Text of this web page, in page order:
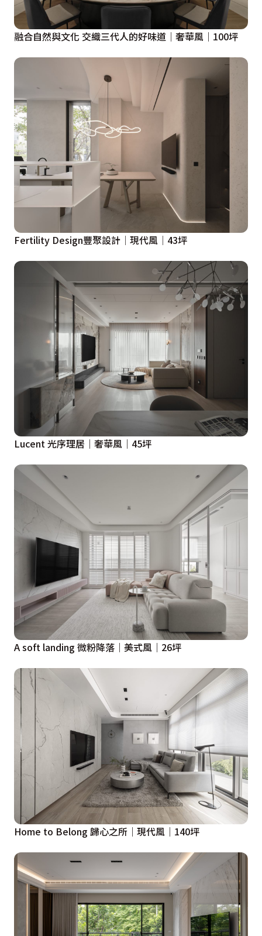
融合自然與文化 交織三代人的好味道｜奢華風｜100坪
Fertility Design豐聚設計│現代風│43坪
Lucent 光序理居｜奢華風｜45坪
A soft landing 微粉降落｜美式風｜26坪
Home to Belong 歸心之所｜現代風｜140坪